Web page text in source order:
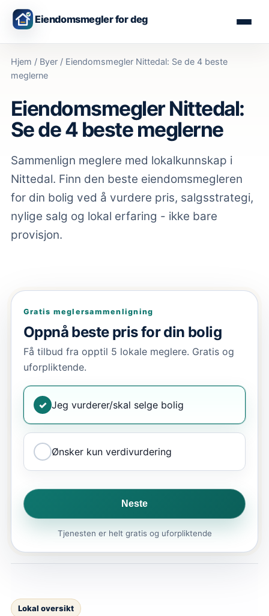
Eiendomsmegler for deg
Hjem / Byer / Eiendomsmegler Nittedal: Se de 4 beste
meglerne
Eiendomsmegler Nittedal:
Se de 4 beste meglerne
Sammenlign meglere med lokalkunnskap i
Nittedal. Finn den beste eiendomsmegleren
for din bolig ved å vurdere pris, salgsstrategi,
nylige salg og lokal erfaring - ikke bare
provisjon.
Gratis meglersammenligning
Oppnå beste pris for din bolig
Få tilbud fra opptil 5 lokale meglere. Gratis og
uforpliktende.
✓ Jeg vurderer/skal selge bolig
Ønsker kun verdivurdering
Neste
Tjenesten er helt gratis og uforpliktende
Lokal oversikt